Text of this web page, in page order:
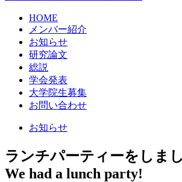
HOME
メンバー紹介
お知らせ
研究論文
総説
学会発表
大学院生募集
お問い合わせ
お知らせ
ランチパーティーをしま
We had a lunch party!